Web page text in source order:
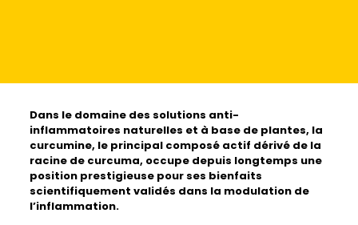
Dans le domaine des solutions anti-
inflammatoires naturelles et à base de plantes, la
curcumine, le principal composé actif dérivé de la
racine de curcuma, occupe depuis longtemps une
position prestigieuse pour ses bienfaits
scientifiquement validés dans la modulation de
l’inflammation.